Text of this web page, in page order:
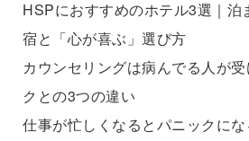
HSPにおすすめのホテル3選｜泊
宿と「心が喜ぶ」選び方
カウンセリングは病んでる人が
クとの3つの違い
仕事が忙しくなるとパニックに